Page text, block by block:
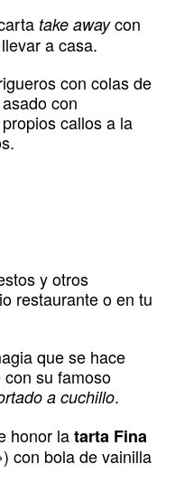
take awaycon
a casa.
con colas de
con
callos a la
y otros
restaurante o en tu
que se hace
su famoso
a cuchillo.
honor latarta Fina
con bola de vainilla